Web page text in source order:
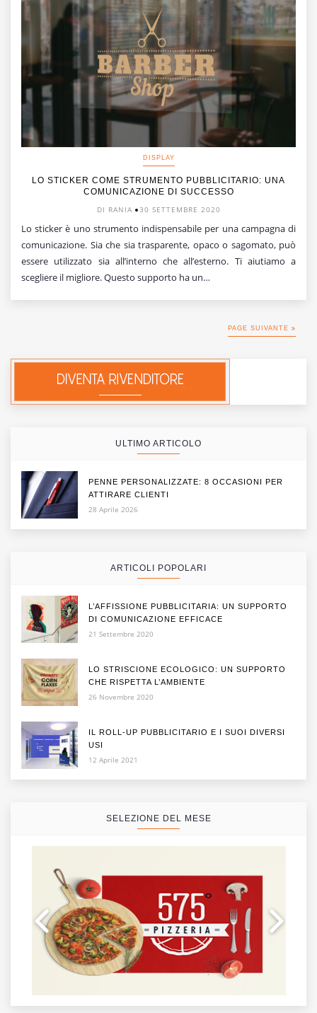
DISPLAY
LO STICKER COME STRUMENTO PUBBLICITARIO: UNA
COMUNICAZIONE DI SUCCESSO
DI RANIA
30 SETTEMBRE 2020
Lo sticker è uno strumento indispensabile per una campagna di
comunicazione. Sia che sia trasparente, opaco o sagomato, può
essere utilizzato sia all’interno che all’esterno. Ti aiutiamo a
scegliere il migliore. Questo supporto ha un…
PAGE SUIVANTE
ULTIMO ARTICOLO
PENNE PERSONALIZZATE: 8 OCCASIONI PER
ATTIRARE CLIENTI
28 Aprile 2026
ARTICOLI POPOLARI
L’AFFISSIONE PUBBLICITARIA: UN SUPPORTO
DI COMUNICAZIONE EFFICACE
21 Settembre 2020
LO STRISCIONE ECOLOGICO: UN SUPPORTO
CHE RISPETTA L’AMBIENTE
26 Novembre 2020
IL ROLL-UP PUBBLICITARIO E I SUOI DIVERSI
USI
12 Aprile 2021
SELEZIONE DEL MESE